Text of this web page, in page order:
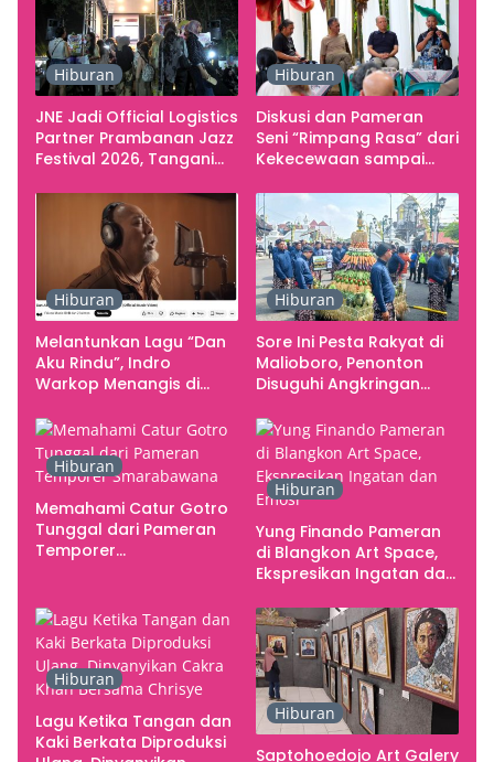
Hiburan
JNE Jadi Official Logistics
Partner Prambanan Jazz
Festival 2026, Tangani
Kebutuhan Konser
Hiburan
Diskusi dan Pameran
Seni “Rimpang Rasa” dari
Kekecewaan sampai
Yogyakarta sebagai
Pusat Pergerakan Seni
Rupa Indonesia
Hiburan
Melantunkan Lagu “Dan
Aku Rindu”, Indro
Warkop Menangis di
Hiburan
Sore Ini Pesta Rakyat di
Malioboro, Penonton
Disuguhi Angkringan
Hiburan
Memahami Catur Gotro
Tunggal dari Pameran
Temporer
Hiburan
Yung Finando Pameran
di Blangkon Art Space,
Ekspresikan Ingatan dan
Hiburan
Lagu Ketika Tangan dan
Kaki Berkata Diproduksi
Hiburan
Saptohoedojo Art Galery